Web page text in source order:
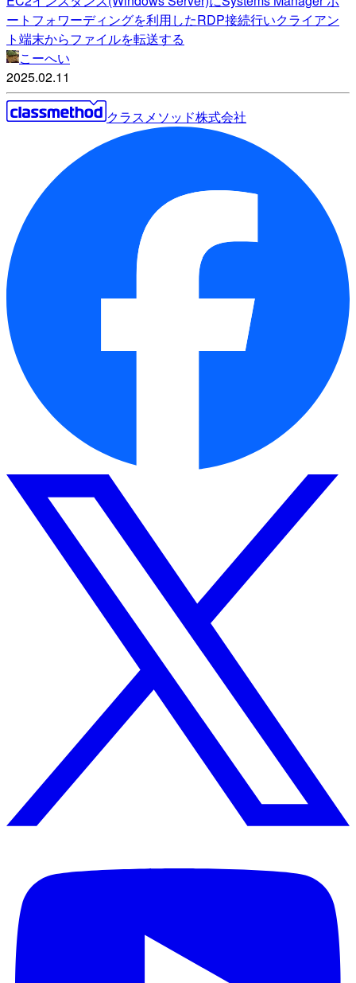
ートフォワーディングを利用したRDP接続行いクライアン
ト端末からファイルを転送する
こーへい
2025.02.11
クラスメソッド株式会社